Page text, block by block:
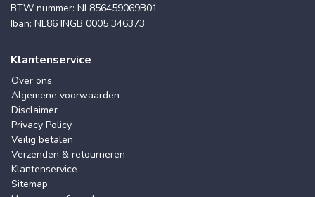
BTW nummer: NL856459069B01
Iban: NL86 INGB 0005 346373
Klantenservice
Over ons
Algemene voorwaarden
Disclaimer
Privacy Policy
Veilig betalen
Verzenden & retourneren
Klantenservice
Sitemap